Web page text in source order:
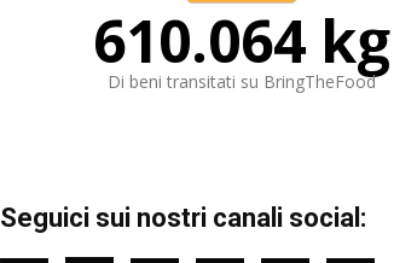
610.064 kg
Di beni transitati su BringTheFood
Seguici sui nostri canali social: